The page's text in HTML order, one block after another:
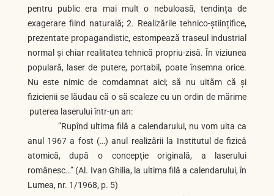
pentru public era mai mult o nebuloasă, tendința de
exagerare fiind naturală; 2. Realizările tehnico-științifice,
prezentate propagandistic, estompează traseul industrial
normal și chiar realitatea tehnică propriu-zisă. În viziunea
populară, laser de putere, portabil, poate însemna orice.
Nu este nimic de comdamnat aici; să nu uităm că și
fizicienii se lăudau că o să scaleze cu un ordin de mărime
puterea laserului într-un an:
”Rupînd ultima filă a calendarului, nu vom uita ca
anul 1967 a fost (…) anul realizării la Institutul de fizică
atomică, după o concepţie originală, a laserului
românesc…” (Al. Ivan Ghilia, la ultima filă a calendarului, în
Lumea, nr. 1/1968, p. 5)